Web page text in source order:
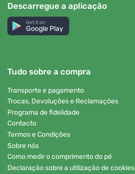
Descarregue a aplicação
Get it on
Google Play
Tudo sobre a compra
Transporte e pagamento
Trocas, Devoluções e Reclamações
Programa de fidelidade
Contacto
Termos e Condições
Sobre nós
Como medir o comprimento do pé
Declaração sobre a utilização de cookies